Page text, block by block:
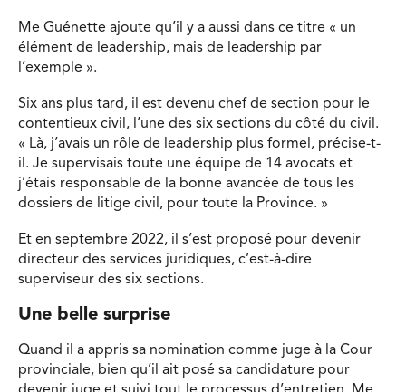
Me Guénette ajoute qu’il y a aussi dans ce titre « un
élément de leadership, mais de leadership par
l’exemple ».
Six ans plus tard, il est devenu chef de section pour le
contentieux civil, l’une des six sections du côté du civil.
« Là, j’avais un rôle de leadership plus formel, précise-t-
il. Je supervisais toute une équipe de 14 avocats et
j’étais responsable de la bonne avancée de tous les
dossiers de litige civil, pour toute la Province. »
Et en septembre 2022, il s’est proposé pour devenir
directeur des services juridiques, c’est-à-dire
superviseur des six sections.
Une belle surprise
Quand il a appris sa nomination comme juge à la Cour
provinciale, bien qu’il ait posé sa candidature pour